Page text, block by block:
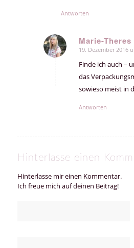
Antworten
Marie-
sagte:
19. Dezember 2016
Finde ich auch –
das
sowieso meist in
Antworten
Hinterlasse einen
Hinterlasse mir einen Kommentar.
Ich freue mich auf deinen Beitrag!